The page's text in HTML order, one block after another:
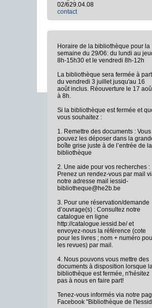
02/629.04.08
contact
Horaire de la bibliothèque pour la
semaine du 29/06: du lundi au
8h-15h30 et le vendredi 8h-12h
La bibliothèque sera fermée à
du vendredi 3 juillet jusqu'au 16
août inclus. Réouverture le 17
à 8h.
Si la bibliothèque est fermée et
vous souhaitez :
1. Remettre des documents : Vous
pouvez les déposer dans la
boîte grise juste à de l’entrée de la
bibliothèque
2. Une aide pour vos recherches :
Prenez un rendez-vous par mail
notre adresse mail iessid-
bibliotheque@he2b.be
3. Pour une réservation/demande
d’ouvrage(s) : Consultez notre
catalogue en ligne
http://catalogue.iessid.be/ et
envoyez-nous la référence (cote
pour les livres ; nom + numéro
les revues) par mail.
4. Nous pouvons vous mettre des
documents à disposition lorsque
bibliothèque est fermée, n'hésitez
pas à nous en faire part!
Tenez-vous informés via notre
Facebook "Bibliothèque de